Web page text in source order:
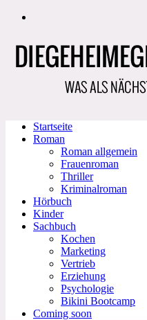
Zum
Startseite
Roman
Roman allgemein
Frauenroman
Thriller
Kriminalroman
Hörbuch
Kinder
Sachbuch
Kochen
Marketing
Vertrieb
Erziehung
Psychologie
Bikini Bootcamp
Coming soon